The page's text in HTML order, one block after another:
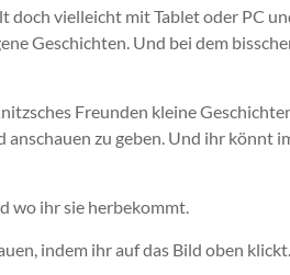
doch vielleicht mit Tablet oder PC
Geschichten. Und bei dem
Freunden kleine
anschauen zu geben. Und ihr könnt
wo ihr sie herbekommt.
indem ihr auf das Bild oben klickt.